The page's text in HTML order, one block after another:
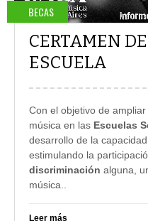
BECAS
CERTAMEN
ESCUELA
Con el objetivo de
música en las Escuelas
desarrollo de la
estimulando la
discriminación alguna,
música
Leer más